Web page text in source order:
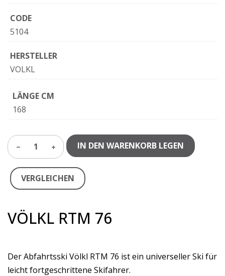
CODE
5104
HERSTELLER
VOLKL
LÄNGE CM
168
1 IN DEN WARENKORB LEGEN
VERGLEICHEN
VÖLKL RTM 76
Der Abfahrtsski Völkl RTM 76 ist ein universeller Ski für
leicht fortgeschrittene Skifahrer.